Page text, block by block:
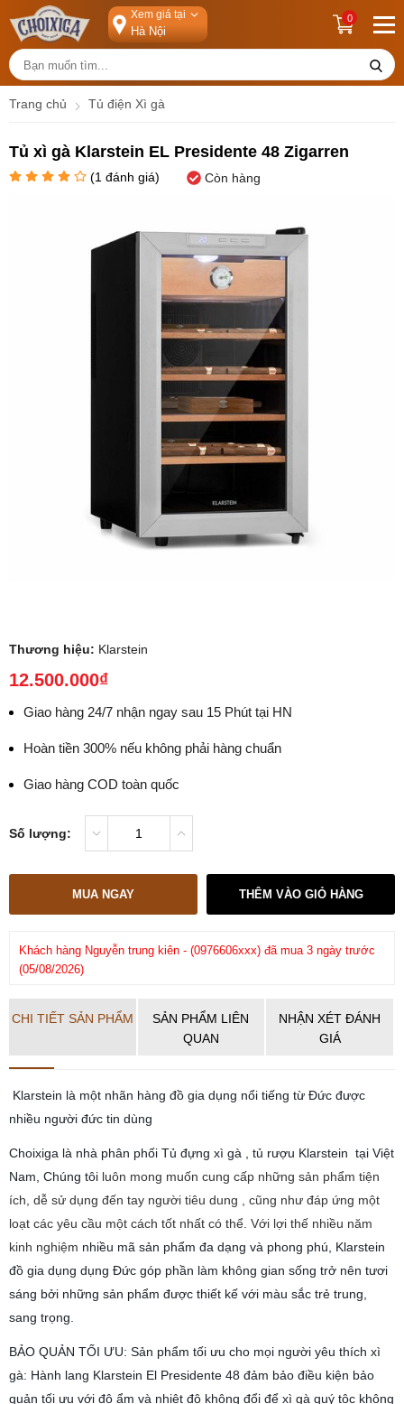
Xem giá tại 0
Trang chủ Tủ điện Xì gà
Tủ xì gà Klarstein EL Presidente 48 Zigarren
(1 đánh giá) Còn hàng
Thương hiệu: Klarstein
12.500.000₫
Giao hàng 24/7 nhận ngay sau 15 Phút tại HN
Hoàn tiền 300% nếu không phải hàng chuẩn
Giao hàng COD toàn quốc
Số lượng:
MUA NGAY THÊM VÀO GIỎ HÀNG
Khách hàng Nguyễn trung kiên - (0976606xxx) đã mua 3 ngày trước
(05/08/2026)
CHI TIẾT SẢN PHẨM
SẢN PHẨM LIÊN
QUAN
NHẬN XÉT ĐÁNH
GIÁ
Klarstein là một nhãn hàng đồ gia dụng nổi tiếng từ Đức được
nhiều người đức tin dùng
Choixiga là nhà phân phối Tủ đựng xì gà , tủ rượu Klarstein tại Việt
Nam, Chúng tôi luôn mong muốn cung cấp những sản phẩm tiện
ích, dễ sử dụng đến tay người tiêu dung , cũng như đáp ứng một
loạt các yêu cầu một cách tốt nhất có thể. Với lợi thế nhiều năm
kinh nghiệm nhiều mã sản phẩm đa dạng và phong phú, Klarstein
đồ gia dụng dụng Đức góp phần làm không gian sống trở nên tươi
sáng bởi những sản phẩm được thiết kế với màu sắc trẻ trung,
sang trọng.
BẢO QUẢN TỐI ƯU: Sản phẩm tối ưu cho mọi người yêu thích xì
gà: Hành lang Klarstein El Presidente 48 đảm bảo điều kiện bảo
quản tối ưu với độ ẩm và nhiệt độ không đổi để xì gà quý tộc không